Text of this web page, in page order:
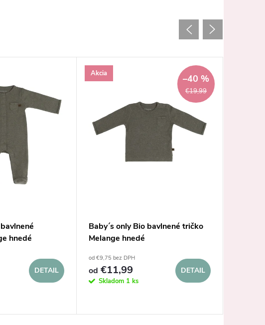
hnedé
DETAIL
Akcia
€19,99
–40 %
Baby´s only Bio bavlnené tričko
Melange hnedé
od €9,75 bez DPH
od €11,99
Skladom 1 ks
DETAIL